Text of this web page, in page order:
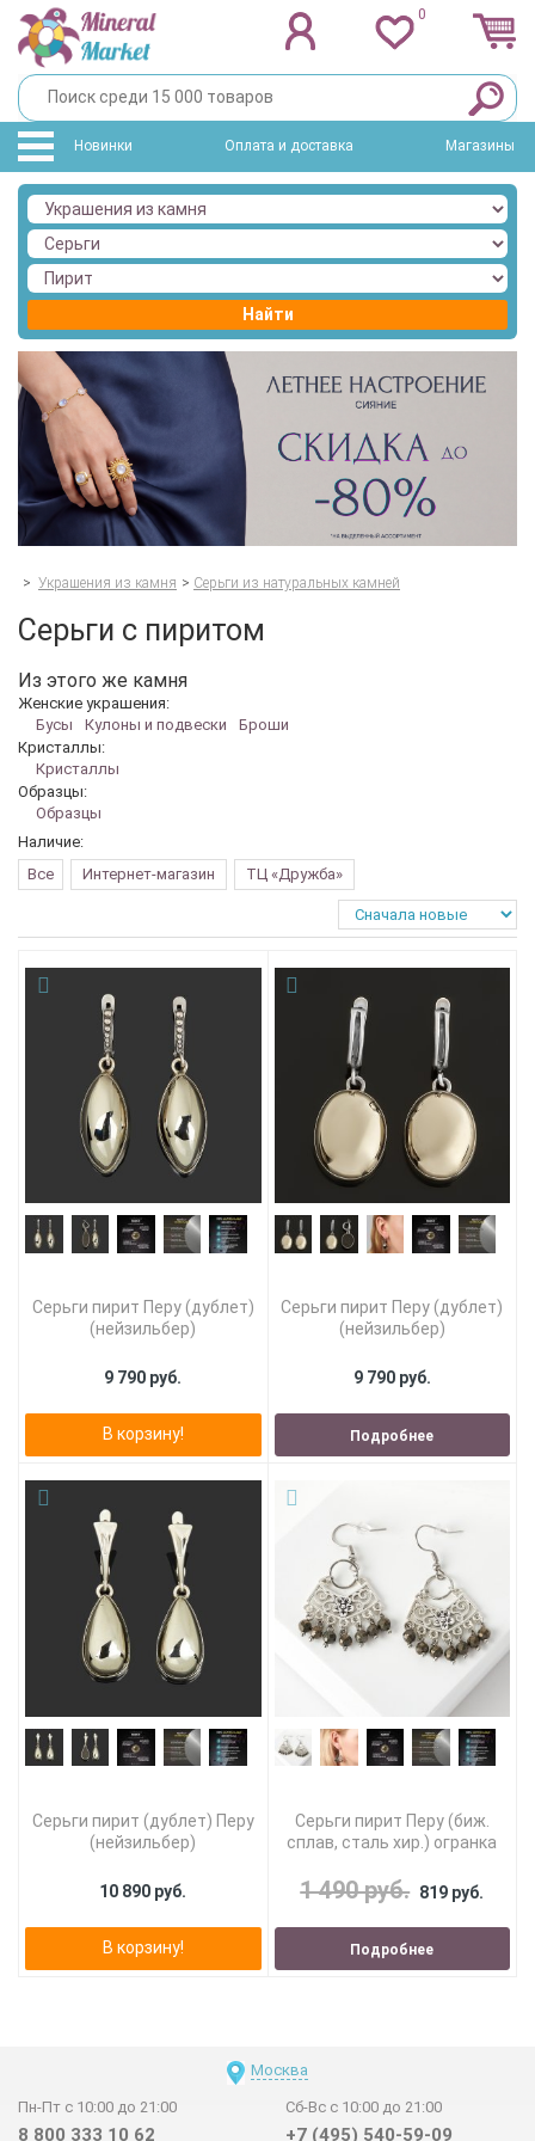
0
Новинки Оплата и доставка Магазины
Найти
> Украшения из камня > Серьги из натуральных камней
Серьги с пиритом
Из этого же камня
Женские украшения:
Бусы
Кулоны и подвески
Броши
Кристаллы:
Кристаллы
Образцы:
Образцы
Наличие:
Все
Интернет-магазин ТЦ «Дружба»
Серьги пирит Перу (дублет)
(нейзильбер)
9 790 руб.
В корзину!
Серьги пирит Перу (дублет)
(нейзильбер)
9 790 руб.
Подробнее
Серьги пирит (дублет) Перу
(нейзильбер)
10 890 руб.
В корзину!
Серьги пирит Перу (биж.
сплав, сталь хир.) огранка
1 490 руб. 819 руб.
Подробнее
Москва
Пн-Пт с 10:00 до 21:00
8 800 333 10 62
Сб-Вс с 10:00 до 21:00
+7 (495) 540-59-09